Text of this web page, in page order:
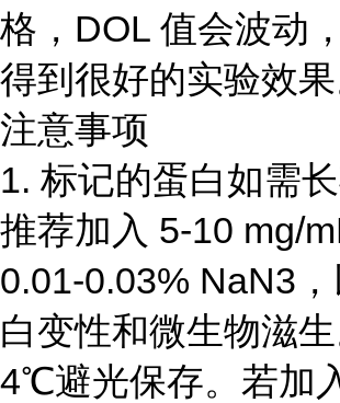
格，DOL 值会波动
得到很好的实验效果
注意事项
1. 标记的蛋白如需长
推荐加入 5-10 mg/
0.01-0.03% NaN3
白变性和微生物滋
4℃避光保存。若加